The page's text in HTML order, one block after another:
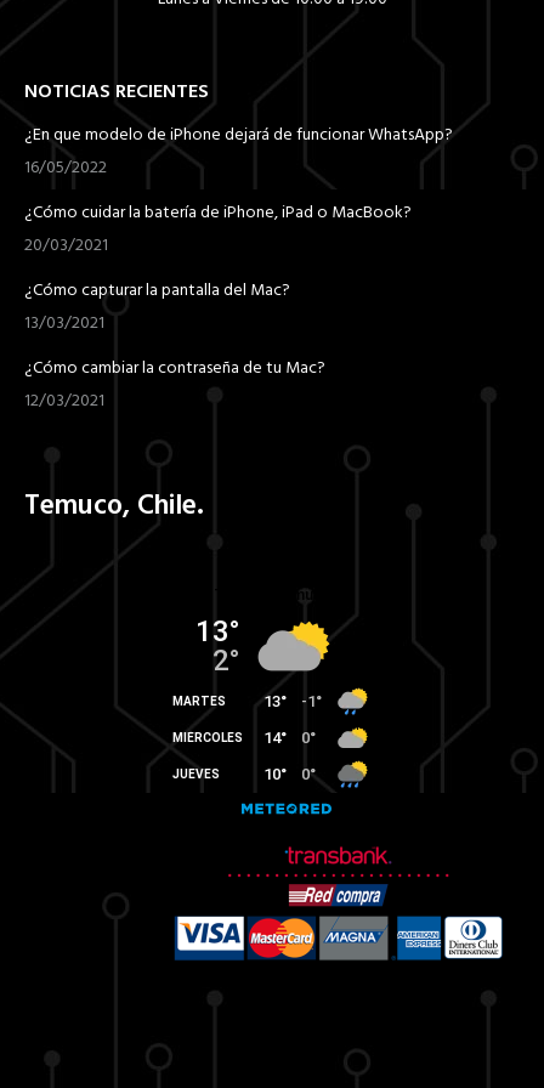
NOTICIAS RECIENTES
¿En que modelo de iPhone dejará de funcionar WhatsApp?
16/05/2022
¿Cómo cuidar la batería de iPhone, iPad o MacBook?
20/03/2021
¿Cómo capturar la pantalla del Mac?
13/03/2021
¿Cómo cambiar la contraseña de tu Mac?
12/03/2021
Temuco, Chile.